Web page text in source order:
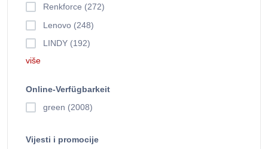
Renkforce (272)
Lenovo (248)
LINDY (192)
više
Online-Verfügbarkeit
green (2008)
Vijesti i promocije